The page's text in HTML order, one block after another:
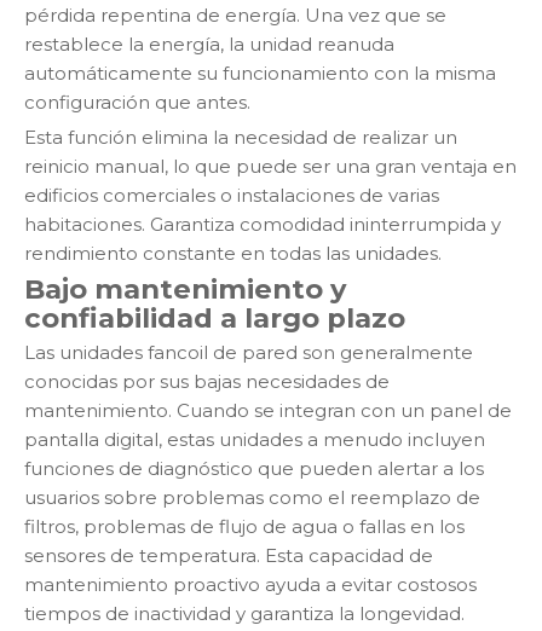
pérdida repentina de energía. Una vez que se
restablece la energía, la unidad reanuda
automáticamente su funcionamiento con la misma
configuración que antes.
Esta función elimina la necesidad de realizar un
reinicio manual, lo que puede ser una gran ventaja en
edificios comerciales o instalaciones de varias
habitaciones. Garantiza comodidad ininterrumpida y
rendimiento constante en todas las unidades.
Bajo mantenimiento y
confiabilidad a largo plazo
Las unidades fancoil de pared son generalmente
conocidas por sus bajas necesidades de
mantenimiento. Cuando se integran con un panel de
pantalla digital, estas unidades a menudo incluyen
funciones de diagnóstico que pueden alertar a los
usuarios sobre problemas como el reemplazo de
filtros, problemas de flujo de agua o fallas en los
sensores de temperatura. Esta capacidad de
mantenimiento proactivo ayuda a evitar costosos
tiempos de inactividad y garantiza la longevidad.